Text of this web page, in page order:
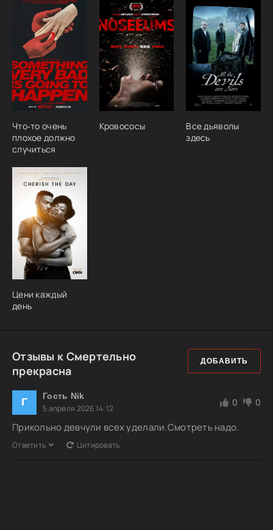
Что‑то очень
плохое должно
случиться
Кровососы
Все дьяволы
здесь
Цени каждый
день
Отзывы к Смертельно
прекрасна
ДОБАВИТЬ
Г Гость Nik
5 апреля 2026 14:12
0 0
Прикольно девчули всех уделали.Смотреть надо.
Ответить Цитировать